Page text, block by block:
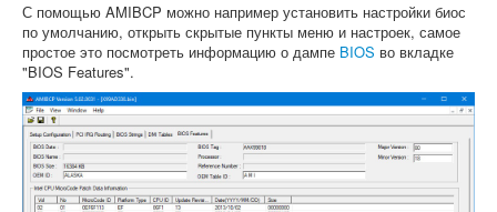
С помощью AMIBCP можно например установить настройки биос
по умолчанию, открыть скрытые пункты меню и настроек, самое
простое это посмотреть информацию о дампе BIOS во вкладке
"BIOS Features".